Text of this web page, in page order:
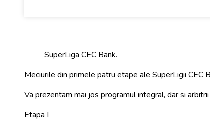
SuperLiga CEC Bank.
Meciurile din primele patru etape ale SuperLigii CEC
Va prezentam mai jos programul integral, dar si
Etapa I